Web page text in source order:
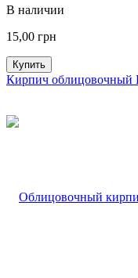
В наличии
15,00 грн
Купить
Кирпич